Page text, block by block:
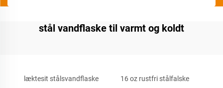
stål vandflaske til varmt og koldt
læktesit stålsvandflaske 16 oz rustfri stålfalske